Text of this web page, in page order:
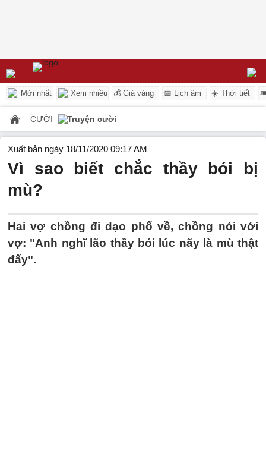
Mới nhất Xem nhiều 💰 Giá vàng 📅 Lịch âm ☀️ Thời tiết
CƯỜI Truyện cười
Xuất bản ngày 18/11/2020 09:17 AM
Vì sao biết chắc thầy bói bị
mù?
Hai vợ chồng đi dạo phố về, chồng nói với
vợ: "Anh nghĩ lão thầy bói lúc nãy là mù thật
đấy".